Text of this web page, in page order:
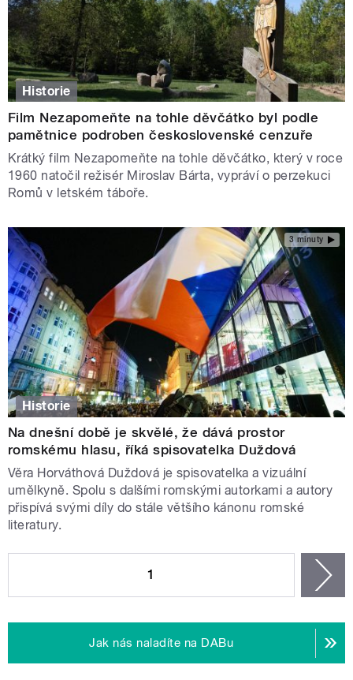
Historie
Film Nezapomeňte na tohle děvčátko byl podle
pamětnice podroben československé cenzuře
Krátký film Nezapomeňte na tohle děvčátko, který v roce
1960 natočil režisér Miroslav Bárta, vypráví o perzekuci
Romů v letském táboře.
3 minuty
Historie
Na dnešní době je skvělé, že dává prostor
romskému hlasu, říká spisovatelka Duždová
Věra Horváthová Duždová je spisovatelka a vizuální
umělkyně. Spolu s dalšími romskými autorkami a autory
přispívá svými díly do stále většího kánonu romské
literatury.
1
Jak nás naladíte na DABu